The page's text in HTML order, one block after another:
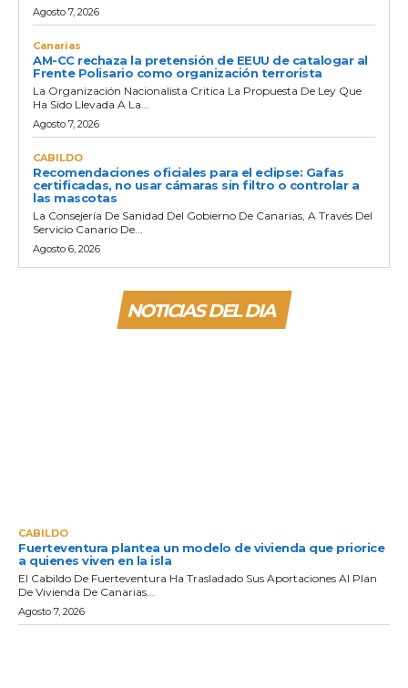
Agosto 7, 2026
Canarias
AM-CC rechaza la pretensión de EEUU de catalogar al
Frente Polisario como organización terrorista
La Organización Nacionalista Critica La Propuesta De Ley Que
Ha Sido Llevada A La...
Agosto 7, 2026
CABILDO
Recomendaciones oficiales para el eclipse: Gafas
certificadas, no usar cámaras sin filtro o controlar a
las mascotas
La Consejería De Sanidad Del Gobierno De Canarias, A Través Del
Servicio Canario De...
Agosto 6, 2026
NOTICIAS DEL DIA
CABILDO
Fuerteventura plantea un modelo de vivienda que priorice
a quienes viven en la isla
El Cabildo De Fuerteventura Ha Trasladado Sus Aportaciones Al Plan
De Vivienda De Canarias...
Agosto 7, 2026